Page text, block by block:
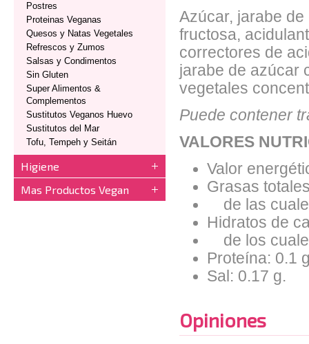
Postres
Proteinas Veganas
Quesos y Natas Vegetales
Refrescos y Zumos
Salsas y Condimentos
Sin Gluten
Super Alimentos &
Complementos
Sustitutos Veganos Huevo
Sustitutos del Mar
Tofu, Tempeh y Seitán
Higiene
Mas Productos Vegan
Azúcar, jarabe
fructosa,
correctores de
jarabe de azúcar
vegetales
Puede contener
VALORES
Valor
Grasas
de las
Hidratos de
de los
Proteína: 0.1
Sal: 0.17 g.
Opiniones